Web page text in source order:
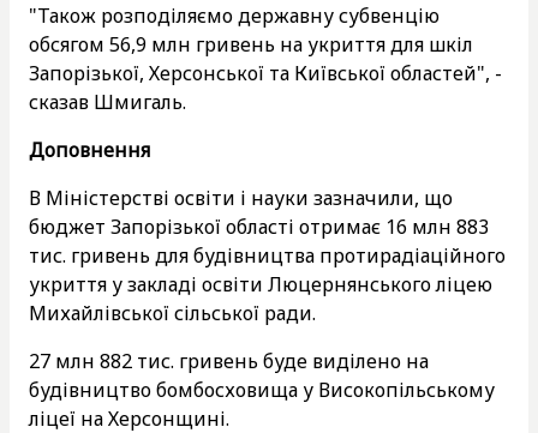
"Також розподіляємо державну субвенцію
обсягом 56,9 млн гривень на укриття для шкіл
Запорізької, Херсонської та Київської областей", -
сказав Шмигаль.
Доповнення
В Міністерстві освіти і науки зазначили, що
бюджет Запорізької області отримає 16 млн 883
тис. гривень для будівництва протирадіаційного
укриття у закладі освіти Люцернянського ліцею
Михайлівської сільської ради.
27 млн 882 тис. гривень буде виділено на
будівництво бомбосховища у Високопільському
ліцеї на Херсонщині.